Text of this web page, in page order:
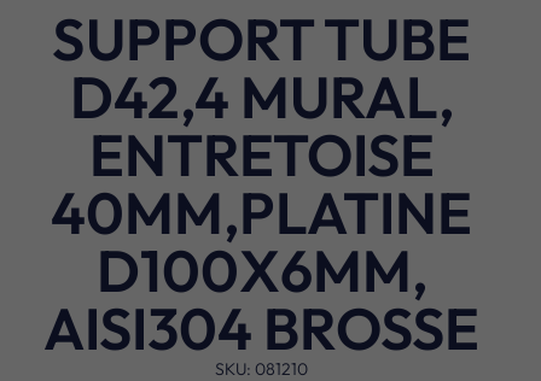
SUPPORT TUBE
D42,4 MURAL,
ENTRETOISE
40MM,PLATINE
D100X6MM,
AISI304 BROSSE
SKU: 081210